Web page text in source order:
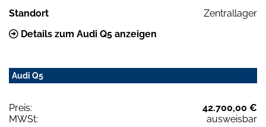
Standort
Zentrallager
Details zum Audi Q5 anzeigen
Audi Q5
Preis:
42.700,00 €
MWSt:
ausweisbar